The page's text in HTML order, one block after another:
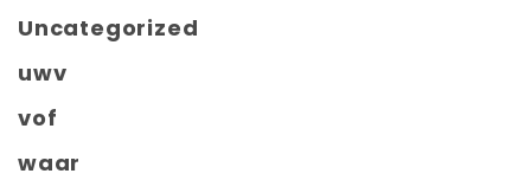
Uncategorized
uwv
vof
waar